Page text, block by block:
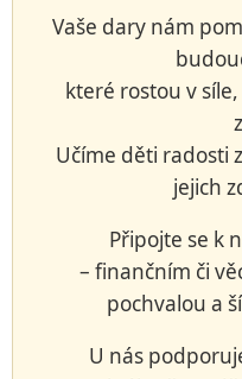
Vaše dary nám
které rostou v
Učíme děti radosti
jejich
Připojte se k
– finančním či
pochvalou a
U nás